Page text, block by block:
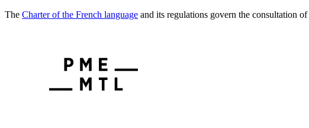
The Charter of the French language and its regulations govern the consultation